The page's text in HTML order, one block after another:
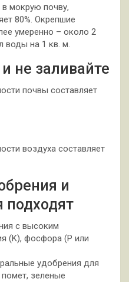
мокрую почву,
80%. Окрепшие
умеренно – около 2
воды на 1 кв. м.
не заливайте
почвы составляет
воздуха составляет
и
подходят
с высоким
(K), фосфора (P или
удобрения для
зеленые